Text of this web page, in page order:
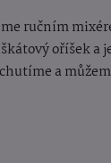
ručním
oříšeka
a